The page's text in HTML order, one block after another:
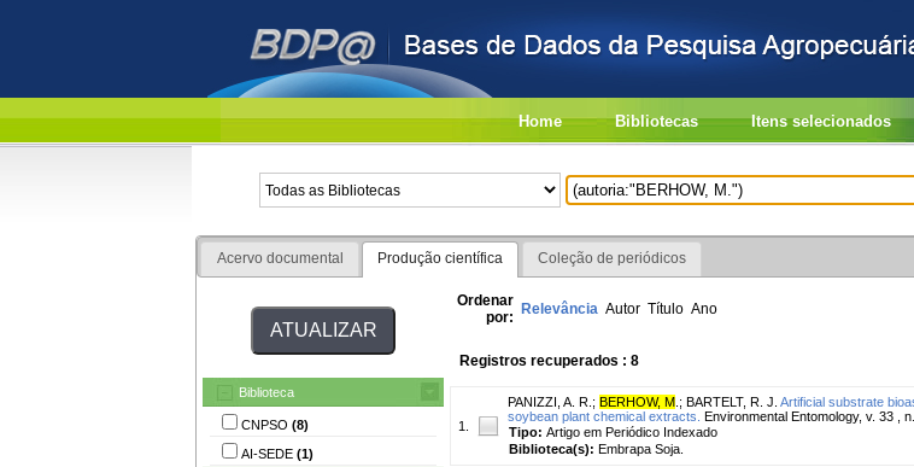
Home Bibliotecas Itens selecionados
Acervo documental Produção científica Coleção de periódicos
Biblioteca
CNPSO (8)
AI-SEDE (1)
Ordenar
por: Relevância Autor Título Ano
Registros recuperados : 8
1.
PANIZZI, A. R. ; BERHOW, M ; BARTELT, R. J. Artificial substrate
soybean plant chemical extracts. Environmental Entomology, v. 33 ,
Tipo: Artigo em Periódico Indexado
Biblioteca(s): Embrapa Soja.